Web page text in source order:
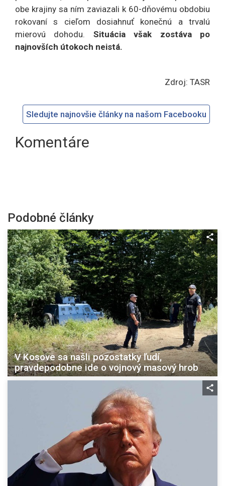
obe krajiny sa ním zaviazali k 60-dňovému obdobiu
rokovaní s cieľom dosiahnuť konečnú a trvalú
mierovú dohodu. Situácia však zostáva po
najnovších útokoch neistá.
Zdroj: TASR
Sledujte najnovšie články na našom Facebooku
Komentáre
Podobné články
V Kosove sa našli pozostatky ľudí,
pravdepodobne ide o vojnový masový hrob